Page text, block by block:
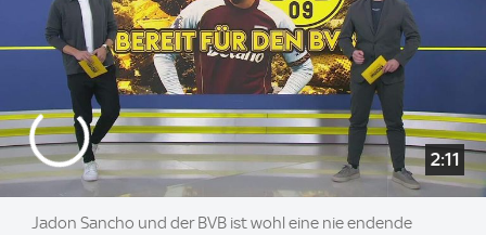
2:11
Jadon Sancho und der BVB ist wohl eine nie endende